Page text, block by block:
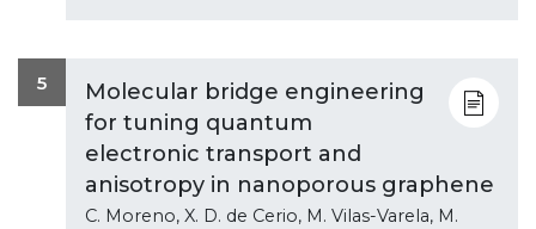
5
Molecular bridge engineering
for tuning quantum
electronic transport and
anisotropy in nanoporous graphene
C. Moreno, X. D. de Cerio, M. Vilas-Varela, M.